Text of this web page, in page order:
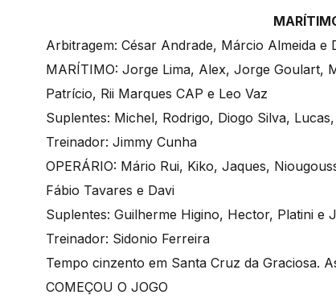
Arbitragem: César Andrade, Márcio Almeida e
MARÍTIMO: Jorge Lima, Alex, Jorge Goulart,
Patrício, Rii Marques CAP e Leo Vaz
Suplentes: Michel, Rodrigo, Diogo Silva,
Treinador: Jimmy Cunha
OPERÁRIO: Mário Rui, Kiko, Jaques,
Fábio Tavares e Davi
Suplentes: Guilherme Higino, Hector, Platini e
Treinador: Sidonio Ferreira
Tempo cinzento em Santa Cruz da Graciosa.
COMEÇOU O JOGO